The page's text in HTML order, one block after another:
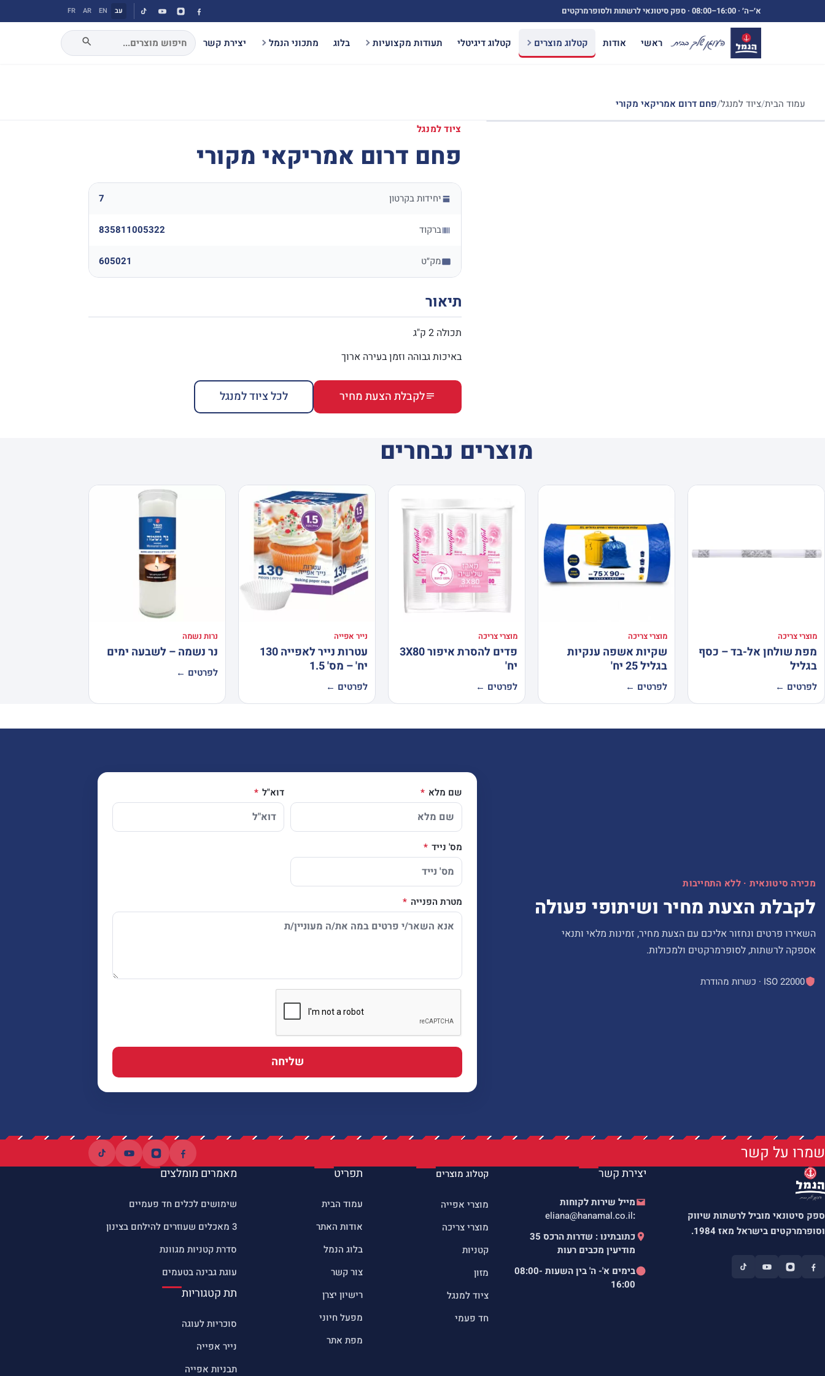
לתוכן
א׳–ה׳ · 08:00–16:00 · ספק סיטונאי לרשתות ולסופרמרקטים עב EN
AR
FR
ראשי אודות קטלוג מוצרים קטלוג דיגיטלי תעודות מקצועיות בלוג מתכוני הנמל יצירת קשר
עמוד הבית/ציוד למנגל/פחם דרום אמריקאי מקורי
ציוד למנגל
פחם דרום אמריקאי מקורי
יחידות בקרטון 7
ברקוד 835811005322
מק״ט 605021
תיאור
תכולה 2 ק"ג
באיכות גבוהה וזמן בעירה ארוך
לקבלת הצעת מחיר לכל ציוד למנגל
מוצרים נבחרים
מוצרי צריכה
מפת שולחן אל-בד – כסף
בגליל
לפרטים ←
מוצרי צריכה
שקיות אשפה ענקיות
בגליל 25 יח'
לפרטים ←
מוצרי צריכה
פדים להסרת איפור 3X80
יח'
לפרטים ←
נייר אפייה
עטרות נייר לאפייה 130
יח' – מס' 1.5
לפרטים ←
נרות נשמה
נר נשמה – לשבעה ימים
לפרטים ←
מכירה סיטונאית · ללא התחייבות
לקבלת הצעת מחיר ושיתופי פעולה
השאירו פרטים ונחזור אליכם עם הצעת מחיר, זמינות מלאי ותנאי
אספקה לרשתות, לסופרמרקטים ולמכולות.
ISO 22000 · כשרות מהודרת
שם מלא דוא"ל
מס' נייד
מטרת הפנייה
שליחה
שמרו על קשר
ספק סיטונאי מוביל לרשתות שיווק
וסופרמרקטים בישראל מאז 1984.
יצירת קשר
מייל שירות לקוחות
:
eliana@hanamal.co.il
כתובתינו : שדרות הרכס 35
מודיעין מכבים רעות
בימים א'- ה' בין השעות 08:00-
16:00
קטלוג מוצרים
מוצרי אפייה
מוצרי צריכה
קטניות
מזון
ציוד למנגל
חד פעמי
תפריט
עמוד הבית
אודות האתר
בלוג הנמל
צור קשר
רישיון יצרן
מפעל חיוני
מפת אתר
מאמרים מומלצים
שימושים לכלים חד פעמיים
3 מאכלים שעוזרים להילחם בצינון
סדרת קטניות מגוונת
עוגת גבינה בטעמים
תת קטגוריות
סוכריות לעוגה
נייר אפייה
תבניות אפייה